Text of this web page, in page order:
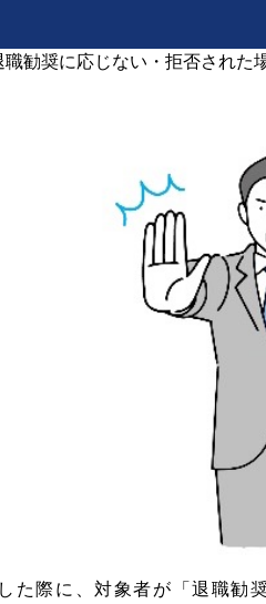
職勧奨に応じない・拒否された
た際に、対象者が「退職勧